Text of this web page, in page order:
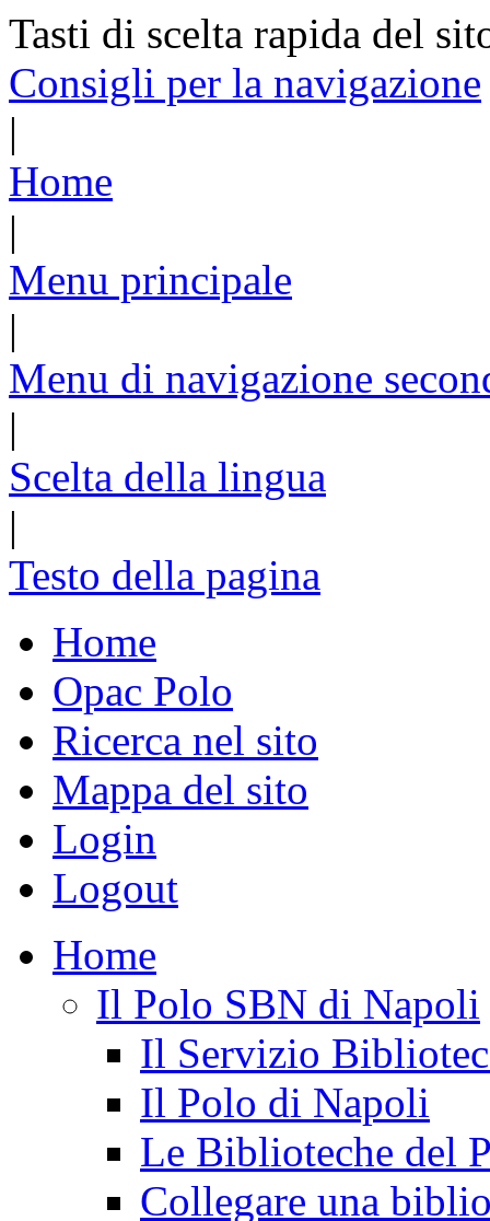
Tasti di scelta rapida del
Consigli per la navigazione
|
Home
|
Menu principale
|
Menu di navigazione
|
Scelta della lingua
|
Testo della pagina
Home
Opac Polo
Ricerca nel sito
Mappa del sito
Login
Logout
Home
Il Polo SBN di Napoli
Il Servizio
Il Polo di Napoli
Le Biblioteche del
Collegare una